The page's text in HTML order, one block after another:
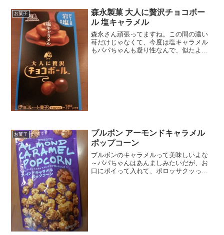
お菓子
森永製菓 大人に贅沢チョコボー
ル 塩キャラメル
森永さん頑張ってますね。この間の濃い
苺だけじゃなくて、今度は塩キャラメル
もパパちゃんも凝り性なんで、似たよう
お菓子
ブルボン アーモンドキャラメル
ポップコーン
ブルボンのキャラメルって美味しいよな
～パパちゃんはあんましみたいだが、お
口にポイって入れて、ポロッサクッって